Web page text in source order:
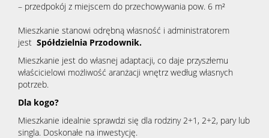
– przedpokój z miejscem do przechowywania pow. 6 m²
Mieszkanie stanowi odrębną własność i administratorem
jest Spółdzielnia Przodownik.
Mieszkanie jest do własnej adaptacji, co daje przyszłemu
właścicielowi możliwość aranżacji wnętrz według własnych
potrzeb.
Dla kogo?
Mieszkanie idealnie sprawdzi się dla rodziny 2+1, 2+2, pary lub
singla. Doskonałe na inwestycję.